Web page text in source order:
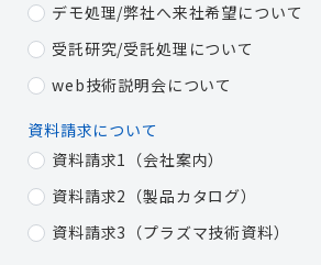
デモ処理/弊社へ来社希望について
受託研究/受託処理について
web技術説明会について
資料請求について
資料請求1（会社案内）
資料請求2（製品カタログ）
資料請求3（プラズマ技術資料）